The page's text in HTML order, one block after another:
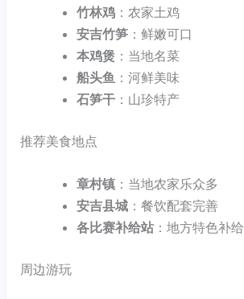
竹林鸡：农家土鸡
安吉竹笋：鲜嫩可口
本鸡煲：当地名菜
船头鱼：河鲜美味
石笋干：山珍特产
推荐美食地点
章村镇：当地农家乐众多
安吉县城：餐饮配套完善
各比赛补给站：地方特色补给
周边游玩